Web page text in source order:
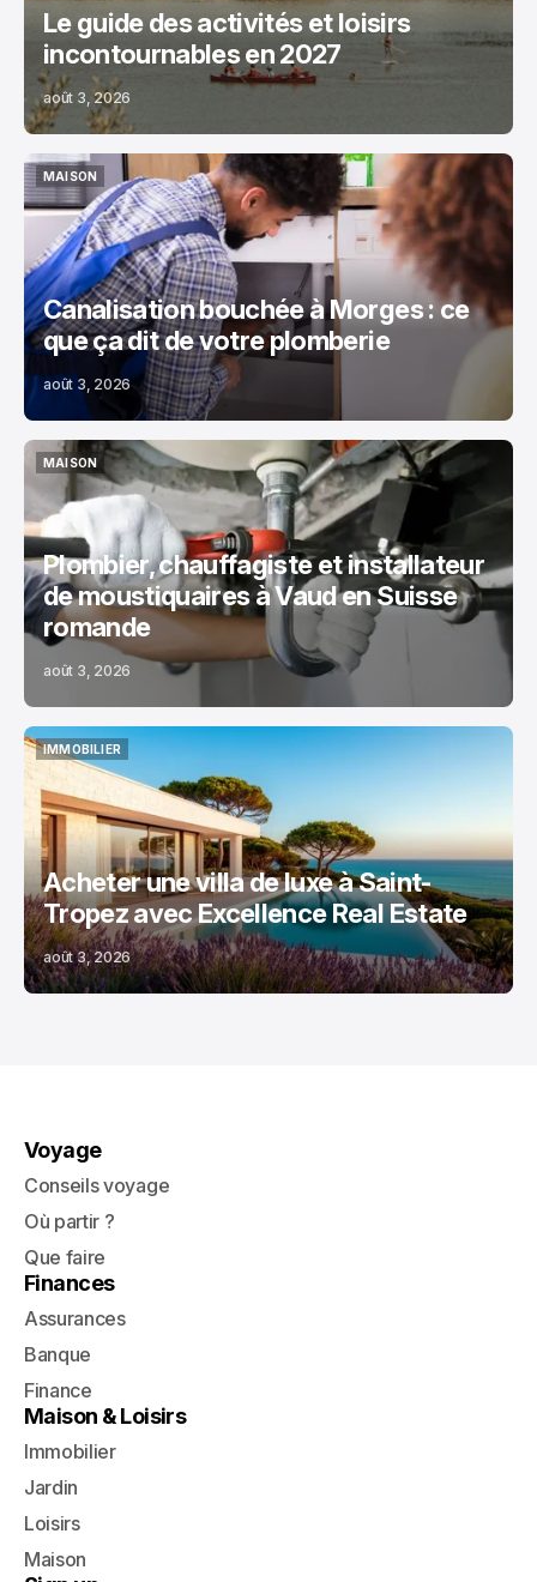
Le guide des activités et loisirs
incontournables en 2027
août 3, 2026
MAISON
MAISON
Canalisation bouchée à Morges : ce
que ça dit de votre plomberie
août 3, 2026
MAISON
MAISON
Plombier, chauffagiste et installateur
de moustiquaires à Vaud en Suisse
romande
août 3, 2026
IMMOBILIER
IMMOBILIER
Acheter une villa de luxe à Saint-
Tropez avec Excellence Real Estate
août 3, 2026
Voyage
Conseils voyage
Où partir ?
Que faire
Finances
Assurances
Banque
Finance
Maison & Loisirs
Immobilier
Jardin
Loisirs
Maison